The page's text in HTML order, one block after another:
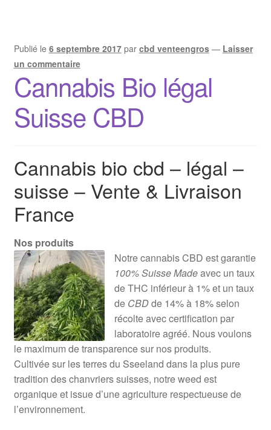
Publié le 6 septembre 2017 par cbd venteengros — Laisser
un commentaire
Cannabis Bio légal
Suisse CBD
Cannabis bio cbd – légal –
suisse – Vente & Livraison
France
Nos produits
Notre cannabis CBD est garantie
100% Suisse Madeavec un taux
de THC inférieur à 1% et un taux
deCBDde 14% à 18% selon
récolte avec certification par
laboratoire agréé. Nous voulons
le maximum de transparence sur nos produits.
Cultivée sur les terres du Sseeland dans la plus pure
tradition des chanvriers suisses, notre weed est
organique et issue d’une agriculture respectueuse de
l’environnement.